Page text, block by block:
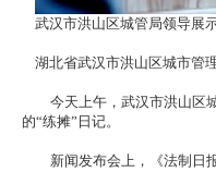
武汉市洪山区城管局领导
湖北省武汉市洪山区城市管
今天上午，武汉市洪山区城
的“练摊”日记。
新闻发布会上，《法制日报